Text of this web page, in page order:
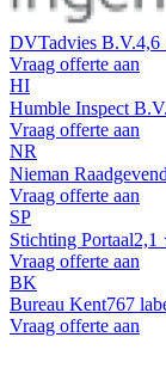
DVTadvies B.V.4,6
Vraag offerte aan
HI
Humble Inspect B.V.
Vraag offerte aan
NR
Nieman
Vraag offerte aan
SP
Stichting Portaal2,1
Vraag offerte aan
BK
Bureau Kent767
Vraag offerte aan